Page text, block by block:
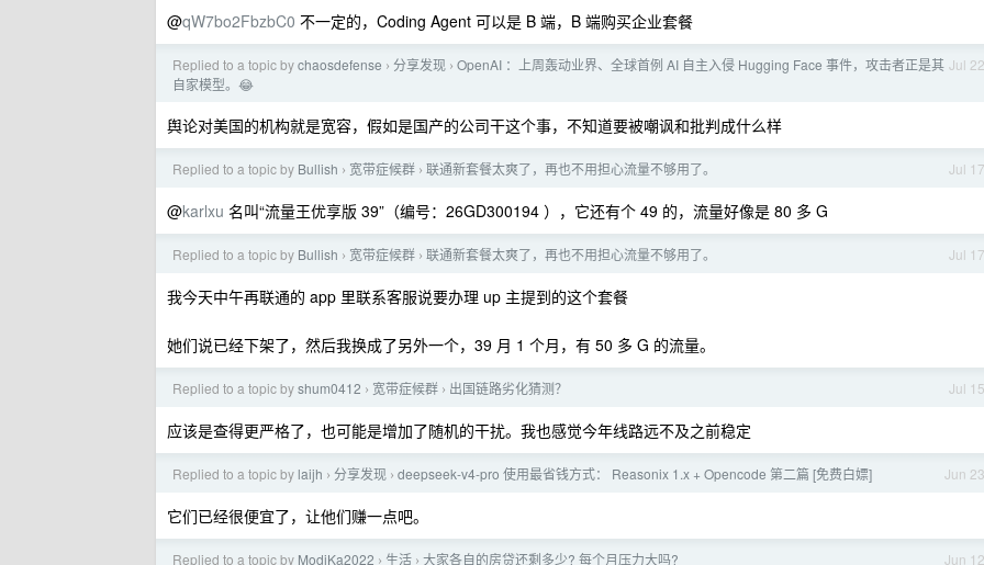
@qW7bo2FbzbC0 不一定的，Coding Agent 可以是 B 端，B 端购买企业套餐
Jul 22
Replied to a topic bychaosdefense › 分享发现 › OpenAI ：上周轰动业界、全球首例 AI 自主入侵 Hugging Face 事件，攻击者正是其
自家模型。😂
舆论对美国的机构就是宽容，假如是国产的公司干这个事，不知道要被嘲讽和批判成什么样
Jul 17
Replied to a topic by Bullish › 宽带症候群 › 联通新套餐太爽了，再也不用担心流量不够用了。
@karlxu 名叫“流量王优享版 39”（编号：26GD300194 ），它还有个 49 的，流量好像是 80 多 G
Jul 17
Replied to a topic by Bullish › 宽带症候群 › 联通新套餐太爽了，再也不用担心流量不够用了。
我今天中午再联通的 app 里联系客服说要办理 up 主提到的这个套餐
她们说已经下架了，然后我换成了另外一个，39 月 1 个月，有 50 多 G 的流量。
Jul 15
Replied to a topic byshum0412 › 宽带症候群 › 出国链路劣化猜测？
应该是查得更严格了，也可能是增加了随机的干扰。我也感觉今年线路远不及之前稳定
Jun 23
Replied to a topic by laijh › 分享发现 › deepseek-v4-pro 使用最省钱方式： Reasonix 1.x + Opencode 第二篇 [免费白嫖]
它们已经很便宜了，让他们赚一点吧。
Jun 12
Replied to a topic by ModiKa2022 › 生活 › 大家各自的房贷还剩多少? 每个月压力大吗?